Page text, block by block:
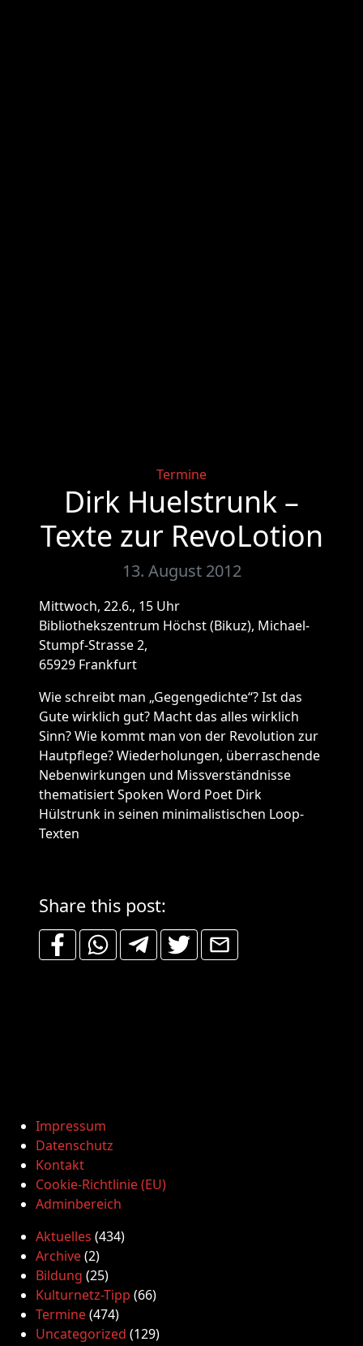
Categories
Termine
Dirk Huelstrunk –
Texte zur RevoLotion
13. August 2012
Mittwoch, 22.6., 15 Uhr
Bibliothekszentrum Höchst (Bikuz), Michael-
Stumpf-Strasse 2,
65929 Frankfurt
Wie schreibt man „Gegengedichte“? Ist das
Gute wirklich gut? Macht das alles wirklich
Sinn? Wie kommt man von der Revolution zur
Hautpflege? Wiederholungen, überraschende
Nebenwirkungen und Missverständnisse
thematisiert Spoken Word Poet Dirk
Hülstrunk in seinen minimalistischen Loop-
Texten
Share this post:
Impressum
Datenschutz
Kontakt
Cookie-Richtlinie (EU)
Adminbereich
Aktuelles (434)
Archive(2)
Bildung (25)
Kulturnetz-Tipp (66)
Termine(474)
Uncategorized (129)